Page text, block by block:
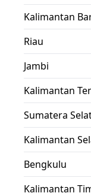
Kalimantan
Riau
Jambi
Kalimantan
Sumatera
Kalimantan
Bengkulu
Kalimantan